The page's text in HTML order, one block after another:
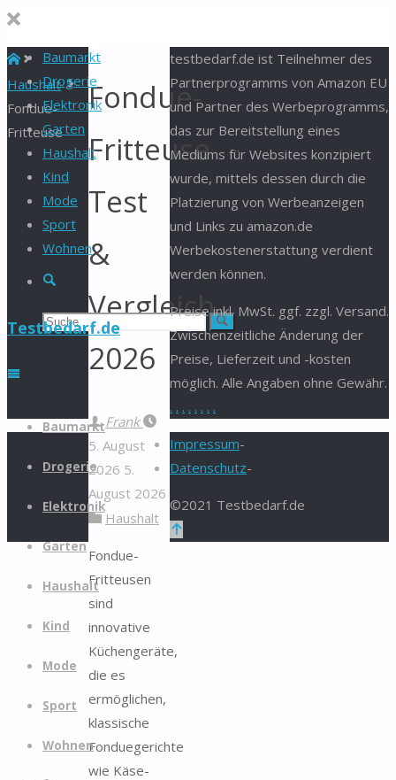
Baumarkt
Drogerie
Elektronik
Garten
Haushalt
Kind
Mode
Sport
Wohnen
Suche
Suchen Suche
Testbedarf.de
Zum
springen
Baumarkt
Drogerie
Elektronik
Garten
Haushalt
Kind
Mode
Sport
Wohnen
Start
Haushalt
Fondue-
Fritteuse
Fondue-
Fritteuse
Test
&
Vergleich
2026
Frank
5. August
2026 5.
August 2026
Haushalt
Fondue-
Fritteusen
sind
innovative
Küchengeräte,
die es
ermöglichen,
klassische
Fonduegerichte
wie Käse-
testbedarf.de ist Teilnehmer des
Partnerprogramms von Amazon EU
und Partner des Werbeprogramms,
das zur Bereitstellung eines
Mediums für Websites konzipiert
wurde, mittels dessen durch die
Platzierung von Werbeanzeigen
und Links zu amazon.de
Werbekostenerstattung verdient
werden können.
Preise inkl. MwSt. ggf. zzgl. Versand.
Zwischenzeitliche Änderung der
Preise, Lieferzeit und -kosten
möglich. Alle Angaben ohne Gewähr.
. . . . . . . .
Impressum-
Datenschutz-
©2021 Testbedarf.de
Zurück